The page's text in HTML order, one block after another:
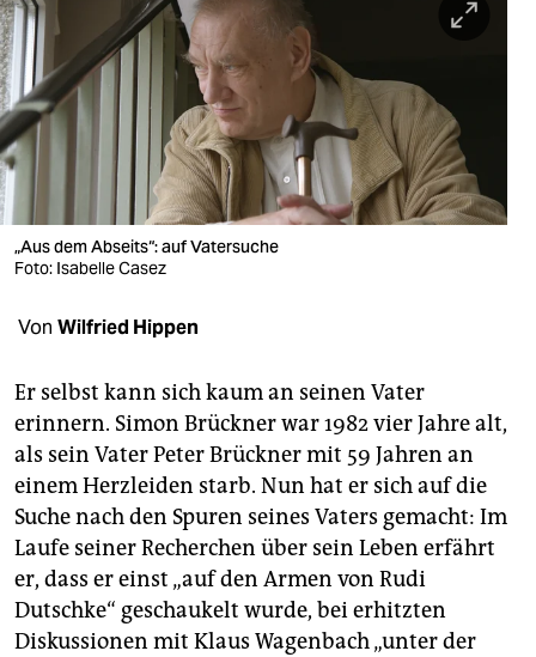
berlin
nord
wahrheit
verlag
verlag
shop
fragen & hilfe
unterstützen
abo
genossenschaft
epaper login
„Aus dem Abseits“: auf Vatersuche
Foto: Isabelle Casez
Von Wilfried Hippen
Er selbst kann sich kaum an seinen Vater
erinnern. Simon Brückner war 1982 vier Jahre alt,
als sein Vater Peter Brückner mit 59 Jahren an
einem Herzleiden starb. Nun hat er sich auf die
Suche nach den Spuren seines Vaters gemacht: Im
Laufe seiner Recherchen über sein Leben erfährt
er, dass er einst „auf den Armen von Rudi
Dutschke“ geschaukelt wurde, bei erhitzten
Diskussionen mit Klaus Wagenbach „unter der